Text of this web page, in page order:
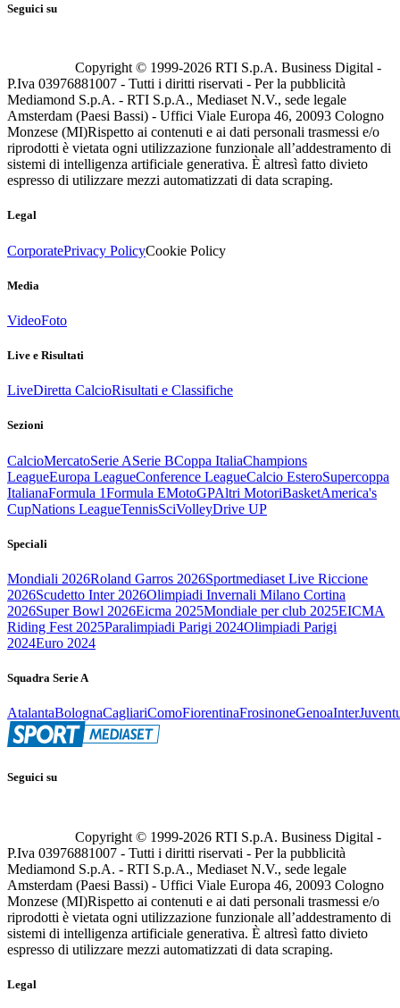
Seguici su
Copyright © 1999-2026 RTI S.p.A. Business Digital -
P.Iva 03976881007 - Tutti i diritti riservati - Per la pubblicità
Mediamond S.p.A. - RTI S.p.A., Mediaset N.V., sede legale
Amsterdam (Paesi Bassi) - Uffici Viale Europa 46, 20093 Cologno
Monzese (MI)Rispetto ai contenuti e ai dati personali trasmessi e/o
riprodotti è vietata ogni utilizzazione funzionale all’addestramento di
sistemi di intelligenza artificiale generativa. È altresì fatto divieto
espresso di utilizzare mezzi automatizzati di data scraping.
Legal
CorporatePrivacy PolicyCookie Policy
Media
VideoFoto
Live e Risultati
LiveDiretta CalcioRisultati e Classifiche
Sezioni
CalcioMercatoSerie ASerie BCoppa ItaliaChampions
LeagueEuropa LeagueConference LeagueCalcio EsteroSupercoppa
ItalianaFormula 1Formula EMotoGPAltri MotoriBasketAmerica's
CupNations LeagueTennisSciVolleyDrive UP
Speciali
Mondiali 2026Roland Garros 2026Sportmediaset Live Riccione
2026Scudetto Inter 2026Olimpiadi Invernali Milano Cortina
2026Super Bowl 2026Eicma 2025Mondiale per club 2025EICMA
Riding Fest 2025Paralimpiadi Parigi 2024Olimpiadi Parigi
2024Euro 2024
Squadra Serie A
AtalantaBolognaCagliariComoFiorentinaFrosinoneGenoaInter
Seguici su
Copyright © 1999-2026 RTI S.p.A. Business Digital -
P.Iva 03976881007 - Tutti i diritti riservati - Per la pubblicità
Mediamond S.p.A. - RTI S.p.A., Mediaset N.V., sede legale
Amsterdam (Paesi Bassi) - Uffici Viale Europa 46, 20093 Cologno
Monzese (MI)Rispetto ai contenuti e ai dati personali trasmessi e/o
riprodotti è vietata ogni utilizzazione funzionale all’addestramento di
sistemi di intelligenza artificiale generativa. È altresì fatto divieto
espresso di utilizzare mezzi automatizzati di data scraping.
Legal